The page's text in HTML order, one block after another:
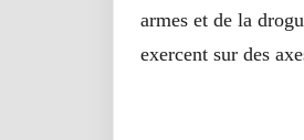
armes et de la
exercent sur des